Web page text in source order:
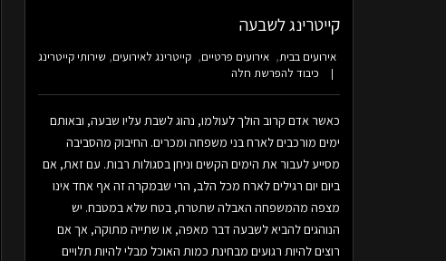
קייטרינג לשבעה
אירועים בבית אירועים פרטיים קייטרינג לאירועים שירותי קייטרינג
כיבוד להפרשת חלה
כאשר אדם קרוב הולך לעולמו, נהוג לשבת עליו שבעה, ובאותם
ימים מורכבים לארח בני משפחה ומכרים. החיבוק מהסביבה
מסייע לעבור את הימים הקשים וניחן בסגולות רבות. עם זאת, אם
ביום יום רגילים לארח מכל הלב, הרי שבמקרה זה אף אחד אינו
מצפה מהמשפחה האבלה שתטרח, בטח שלא במטבח. יש
הנוהגים להביא לשבעה דבר מאפה, או שתייה מתוקה, אך אם
רוצים להיות רגועים מבחינת כמות האוכל מבלי להיות תלויים